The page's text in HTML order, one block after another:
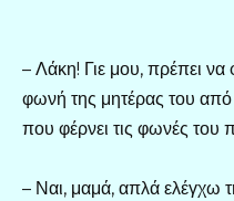
– Λάκη! Γιε μου, πρέπει
φωνή της μητέρας του από
που φέρνει τις φωνές του
– Ναι, μαμά, απλά ελέγχω